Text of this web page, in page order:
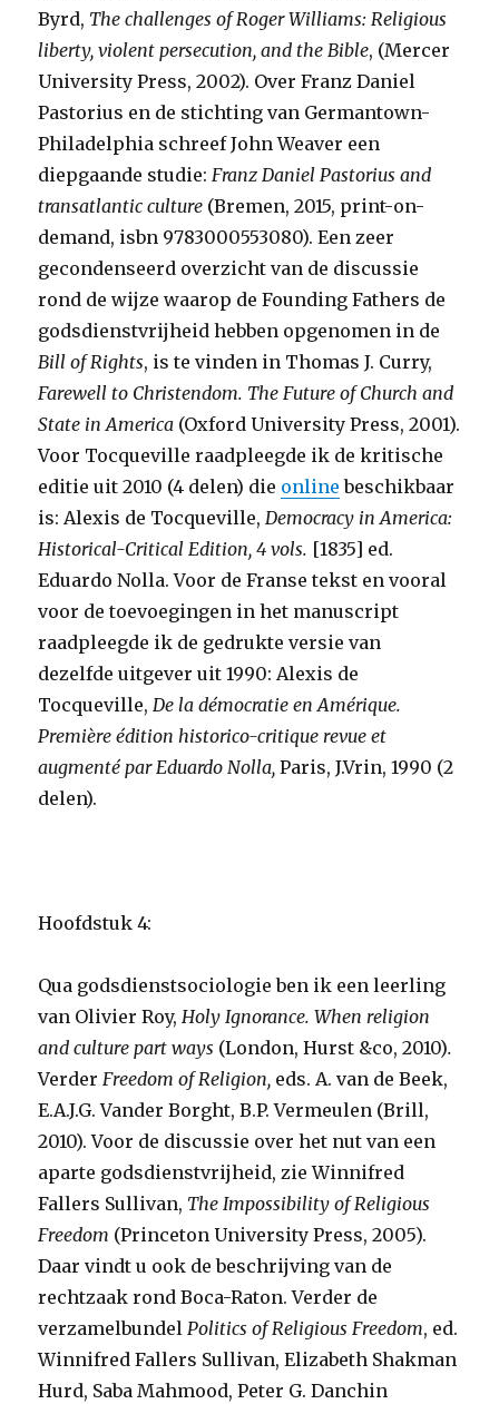
Byrd, The challenges of Roger Williams: Religious
liberty, violent persecution, and the Bible, (Mercer
University Press, 2002). Over Franz Daniel
Pastorius en de stichting van Germantown-
Philadelphia schreef John Weaver een
diepgaande studie:Franz Daniel Pastorius and
transatlantic culture (Bremen, 2015, print-on-
demand, isbn 9783000553080). Een zeer
gecondenseerd overzicht van de discussie
rond de wijze waarop de Founding Fathers de
godsdienstvrijheid hebben opgenomen in de
Bill of Rights, is te vinden in Thomas J. Curry,
Farewell to Christendom. The Future of Church and
State in America (Oxford University Press, 2001).
Voor Tocqueville raadpleegde ik de kritische
editie uit 2010 (4 delen) die online beschikbaar
is: Alexis de Tocqueville,Democracy in America:
Historical-Critical Edition, 4 vols. [1835] ed.
Eduardo Nolla. Voor de Franse tekst en vooral
voor de toevoegingen in het manuscript
raadpleegde ik de gedrukte versie van
dezelfde uitgever uit 1990: Alexis de
Tocqueville,De la démocratie en Amérique.
Première édition historico-critique revue et
augmentépar Eduardo Nolla,Paris, J.Vrin, 1990 (2
delen).
Hoofdstuk 4:
Qua godsdienstsociologie ben ik een leerling
van Olivier Roy,Holy Ignorance.When religion
and culture part ways (London, Hurst &co, 2010).
VerderFreedom of Religion, eds. A. van de Beek,
E.A.J.G. Vander Borght, B.P. Vermeulen (Brill,
2010). Voor de discussie over het nut van een
aparte godsdienstvrijheid, zie Winnifred
Fallers Sullivan, The Impossibility of Religious
Freedom (Princeton University Press, 2005).
Daar vindt u ook de beschrijving van de
rechtzaak rond Boca-Raton. Verder de
verzamelbundelPolitics of Religious Freedom, ed.
Winnifred Fallers Sullivan, Elizabeth Shakman
Hurd, Saba Mahmood, Peter G. Danchin